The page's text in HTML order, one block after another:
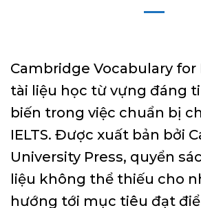
Cambridge Vocabulary for
tài liệu học từ vựng đáng
biến trong việc chuẩn bị
IELTS. Được xuất bản bởi
University Press, quyển
liệu không thể thiếu cho
hướng tới mục tiêu đạt